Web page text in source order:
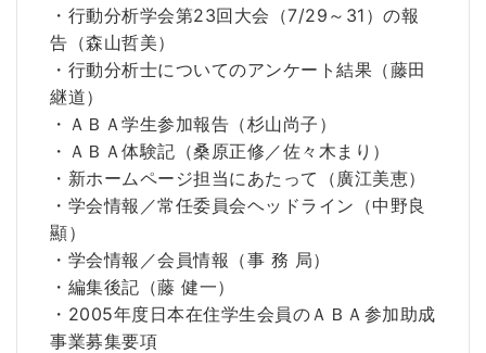
・行動分析学会第23回大会（7/29～31）の報
告（森山哲美）
・行動分析士についてのアンケート結果（藤田
継道）
・ＡＢＡ学生参加報告（杉山尚子）
・ＡＢＡ体験記（桑原正修／佐々木まり）
・新ホームページ担当にあたって（廣江美恵）
・学会情報／常任委員会ヘッドライン（中野良
顯）
・学会情報／会員情報（事 務 局）
・編集後記（藤 健一）
・2005年度日本在住学生会員のＡＢＡ参加助成
事業募集要項